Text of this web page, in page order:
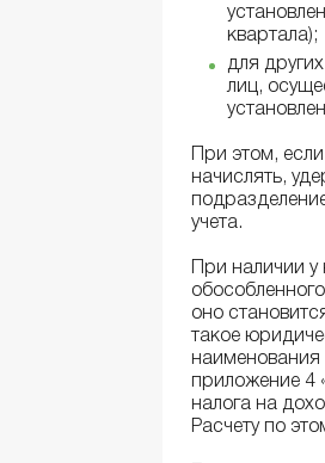
квартала);
для
лиц,
При этом,
начислять,
учета.
При наличии
оно
такое
наименования
приложение 4
налога на
Расчету по